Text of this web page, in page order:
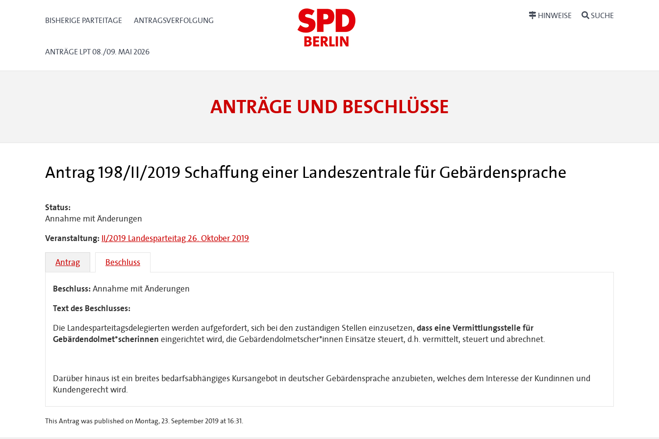
BISHERIGE PARTEITAGE ANTRAGSVERFOLGUNG
ANTRÄGE LPT 08./09. MAI 2026
HINWEISE SUCHE
ANTRÄGE UND BESCHLÜSSE
Antrag 198/II/2019 Schaffung einer Landeszentrale für Gebärdensprache
Status:
Annahme mit Änderungen
Veranstaltung: II/2019 Landesparteitag 26. Oktober 2019
Antrag Beschluss
Beschluss: Annahme mit Änderungen
Text des Beschlusses:
Die Landesparteitagsdelegierten werden aufgefordert, sich bei den zuständigen Stellen einzusetzen, dass eine Vermittlungsstelle für
Gebärdendolmet*scherinnen eingerichtet wird, die Gebärdendolmetscher*innen Einsätze steuert, d.h. vermittelt, steuert und abrechnet.
Darüber hinaus ist ein breites bedarfsabhängiges Kursangebot in deutscher Gebärdensprache anzubieten, welches dem Interesse der Kundinnen und
Kundengerecht wird.
This Antrag was published on Montag, 23. September 2019 at 16:31.